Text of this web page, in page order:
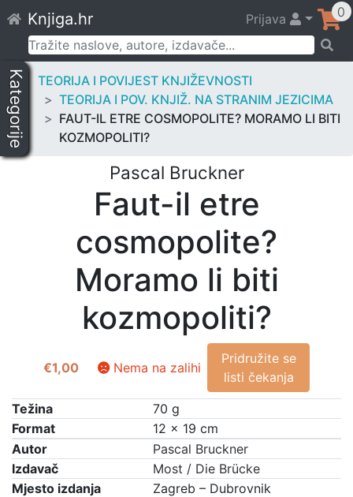
to
content
Knjiga.hr Prijava 0
Pretraži:
Kategorije
TEORIJA I POVIJEST KNJIŽEVNOSTI
TEORIJA I POV. KNJIŽ. NA STRANIM JEZICIMA
FAUT-IL ETRE COSMOPOLITE? MORAMO LI BITI
KOZMOPOLITI?
Pascal Bruckner
Faut-il etre
cosmopolite?
Moramo li biti
kozmopoliti?
€1,00 Nema na zalihi
Pridružite se
listi čekanja
Težina
70 g
Format
12 × 19 cm
Autor
Pascal Bruckner
Izdavač
Most / Die Brücke
Mjesto izdanja
Zagreb – Dubrovnik